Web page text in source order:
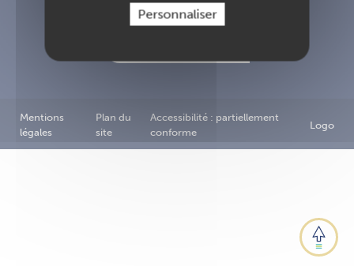
Mentions
légales
Plan du
site
Accessibilité : partiellement
conforme
Logo
Personnaliser